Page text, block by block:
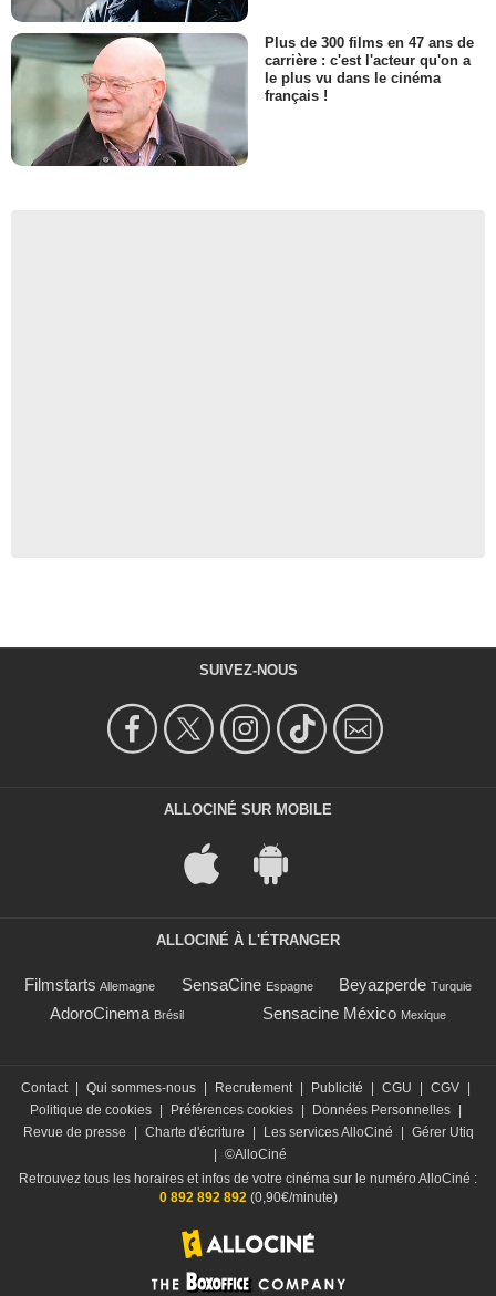
Plus de 300 films en 47 ans de
carrière : c'est l'acteur qu'on a
le plus vu dans le cinéma
français !
SUIVEZ-NOUS
ALLOCINÉ SUR MOBILE
ALLOCINÉ À L'ÉTRANGER
Filmstarts Allemagne SensaCine Espagne Beyazperde Turquie
AdoroCinema Brésil Sensacine México Mexique
Contact Qui sommes-nous Recrutement Publicité CGU CGV
Politique de cookies
Préférences cookies Données Personnelles
Revue de presse
Charte d'écriture Les services AlloCiné
Gérer Utiq
©AlloCiné
Retrouvez tous les horaires et infos de votre cinéma sur le numéro AlloCiné :
0 892 892 892(0,90€/minute)